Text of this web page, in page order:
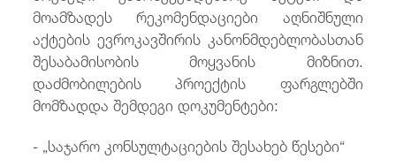
მოამზადეს რეკომენდაციები აღნიშნული
აქტების ევროკავშირის კანონმდებლობასთან
შესაბამისობის მოყვანის მიზნით.
დაძმობილების პროექტის ფარგლებში
მომზადდა შემდეგი დოკუმენტები:
- „საჯარო კონსულტაციების შესახებ წესები“